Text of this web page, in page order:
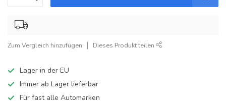
Zum Vergleich hinzufügen Dieses Produkt teilen
Lager in der EU
Immer ab Lager lieferbar
Für fast alle Automarken